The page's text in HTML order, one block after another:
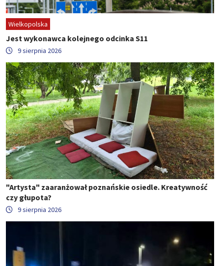
Wielkopolska
Jest wykonawca kolejnego odcinka S11
9 sierpnia 2026
"Artysta" zaaranżował poznańskie osiedle. Kreatywność
czy głupota?
9 sierpnia 2026